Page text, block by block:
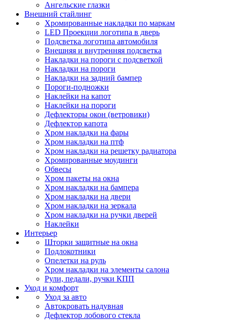
Ангельские глазки
Внешний стайлинг
Хромированные накладки по маркам
LED Проекции логотипа в дверь
Подсветка логотипа автомобиля
Внешняя и внутренняя подсветка
Накладки на пороги с подсветкой
Накладки на пороги
Накладки на задний бампер
Пороги-подножки
Наклейки на капот
Наклейки на пороги
Дефлекторы окон (ветровики)
Дефлектор капота
Хром накладки на фары
Хром накладки на птф
Хром накладки на решетку радиатора
Хромированные моудинги
Обвесы
Хром пакеты на окна
Хром накладки на бампера
Хром накладки на двери
Хром накладки на зеркала
Хром накладки на ручки дверей
Наклейки
Интерьер
Шторки защитные на окна
Подлокотники
Опелетки на руль
Хром накладки на элементы салона
Рули, педали, ручки КПП
Уход и комфорт
Уход за авто
Автокровать надувная
Дефлектор лобового стекла